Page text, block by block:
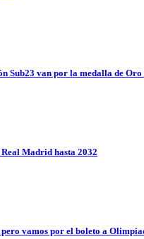
Sub23 van por la medalla de Oro
Madrid hasta 2032
vamos por el boleto a